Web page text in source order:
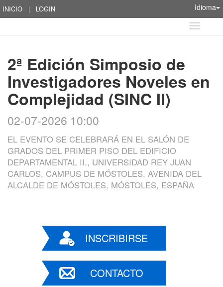
INICIO | LOGIN Idioma
Idioma
2ª Edición Simposio de
Investigadores Noveles en
Complejidad (SINC II)
02-07-2026 10:00
EL EVENTO SE CELEBRARÁ EN EL SALÓN DE
GRADOS DEL PRIMER PISO DEL EDIFICIO
DEPARTAMENTAL II., UNIVERSIDAD REY JUAN
CARLOS, CAMPUS DE MÓSTOLES, AVENIDA DEL
ALCALDE DE MÓSTOLES, MÓSTOLES, ESPAÑA
INSCRIBIRSE
CONTACTO